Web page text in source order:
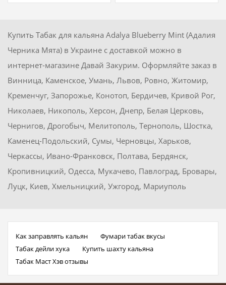
Купить Табак для кальяна Adalya Blueberry Mint (Адалия
Черника Мята) в Украине с доставкой можно в
интернет-магазине Давай Закурим. Оформляйте заказ в
Винница, Каменское, Умань, Львов, Ровно, Житомир,
Кременчуг, Запорожье, Конотоп, Бердичев, Кривой Рог,
Николаев, Никополь, Херсон, Днепр, Белая Церковь,
Чернигов, Дрогобыч, Мелитополь, Тернополь, Шостка,
Каменец-Подольский, Сумы, Черновцы, Харьков,
Черкассы, Ивано-Франковск, Полтава, Бердянск,
Кропивницкий, Одесса, Мукачево, Павлоград, Бровары,
Луцк, Киев, Хмельницкий, Ужгород, Мариуполь
Как заправлять кальян
Фумари табак вкусы
Табак дейли хука
Купить шахту кальяна
Табак Маст Хэв отзывы